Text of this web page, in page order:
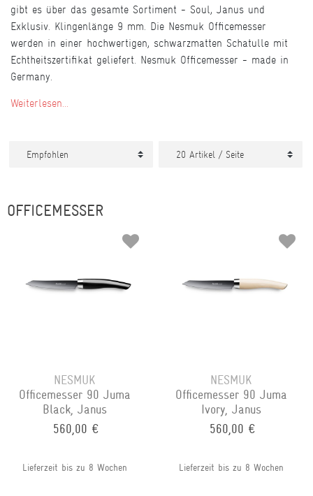
gibt es über das gesamte Sortiment - Soul, Janus und
Exklusiv. Klingenlänge 9 mm. Die Nesmuk Officemesser
werden in einer hochwertigen, schwarzmatten Schatulle mit
Echtheitszertifikat geliefert. Nesmuk Officemesser - made in
Germany.
Weiterlesen...
OFFICEMESSER
NESMUK
Officemesser 90 Juma
Black, Janus
560,00 €
Lieferzeit bis zu 8 Wochen
NESMUK
Officemesser 90 Juma
Ivory, Janus
560,00 €
Lieferzeit bis zu 8 Wochen